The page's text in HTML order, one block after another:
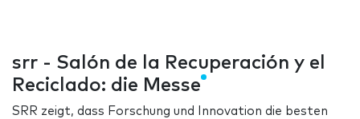
srr - Salón de la Recuperación y el
Reciclado: die Messe
SRR zeigt, dass Forschung und Innovation die besten